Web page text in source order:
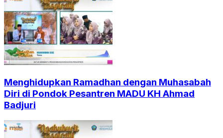
Menghidupkan Ramadhan dengan Muhasabah
Diri di Pondok Pesantren MADU KH Ahmad
Badjuri